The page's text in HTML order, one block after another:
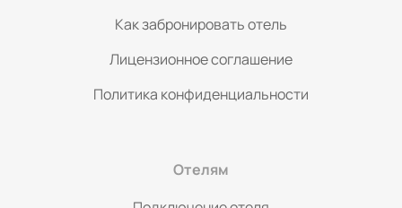
Как забронировать отель
Лицензионное соглашение
Политика конфиденциальности
Отелям